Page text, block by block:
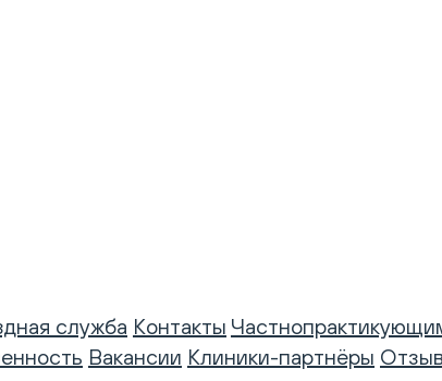
служба Контакты
Вакансии Клиники-партнёры